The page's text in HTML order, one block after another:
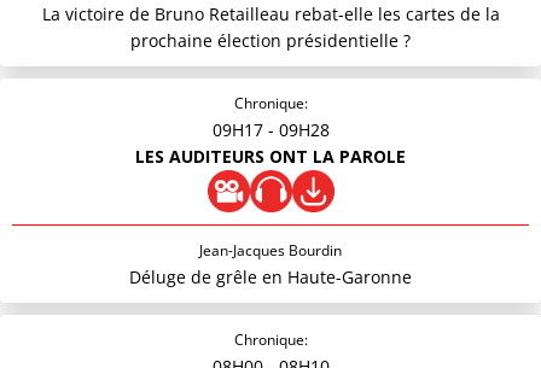
La victoire de Bruno Retailleau rebat-elle les cartes de la
prochaine élection présidentielle ?
Chronique:
09H17 - 09H28
LES AUDITEURS ONT LA PAROLE
Jean-Jacques Bourdin
Déluge de grêle en Haute-Garonne
Chronique: